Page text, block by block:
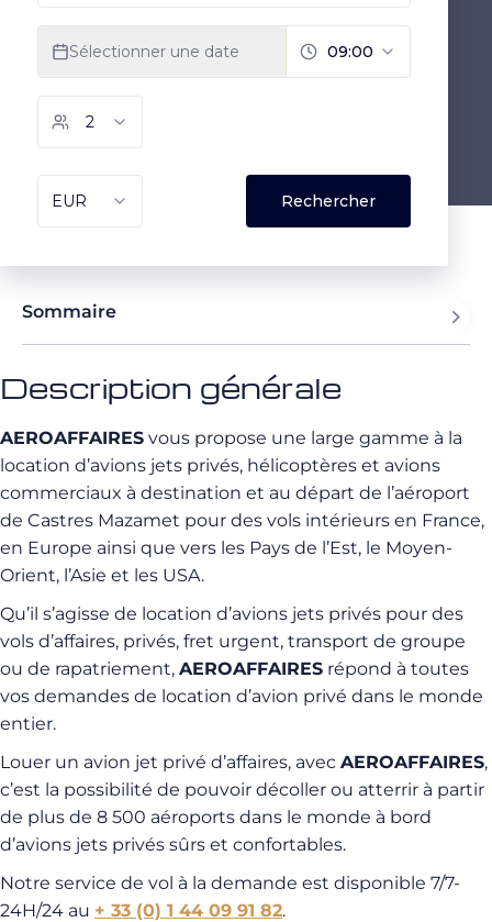
Sommaire
Description générale
AEROAFFAIRES vous propose une large gamme à la
location d’avions jets privés, hélicoptères et avions
commerciaux à destination et au départ de l’aéroport
de Castres Mazamet pour des vols intérieurs en France,
en Europe ainsi que vers les Pays de l’Est, le Moyen-
Orient, l’Asie et les USA.
Qu’il s’agisse de location d’avions jets privés pour des
vols d’affaires, privés, fret urgent, transport de groupe
ou de rapatriement, AEROAFFAIRES répond à toutes
vos demandes de location d’avion privé dans le monde
entier.
Louer un avion jet privé d’affaires, avec AEROAFFAIRES,
c’est la possibilité de pouvoir décoller ou atterrir à partir
de plus de 8 500 aéroports dans le monde à bord
d’avions jets privés sûrs et confortables.
Notre service de vol à la demande est disponible 7/7-
24H/24 au + 33 (0) 1 44 09 91 82.